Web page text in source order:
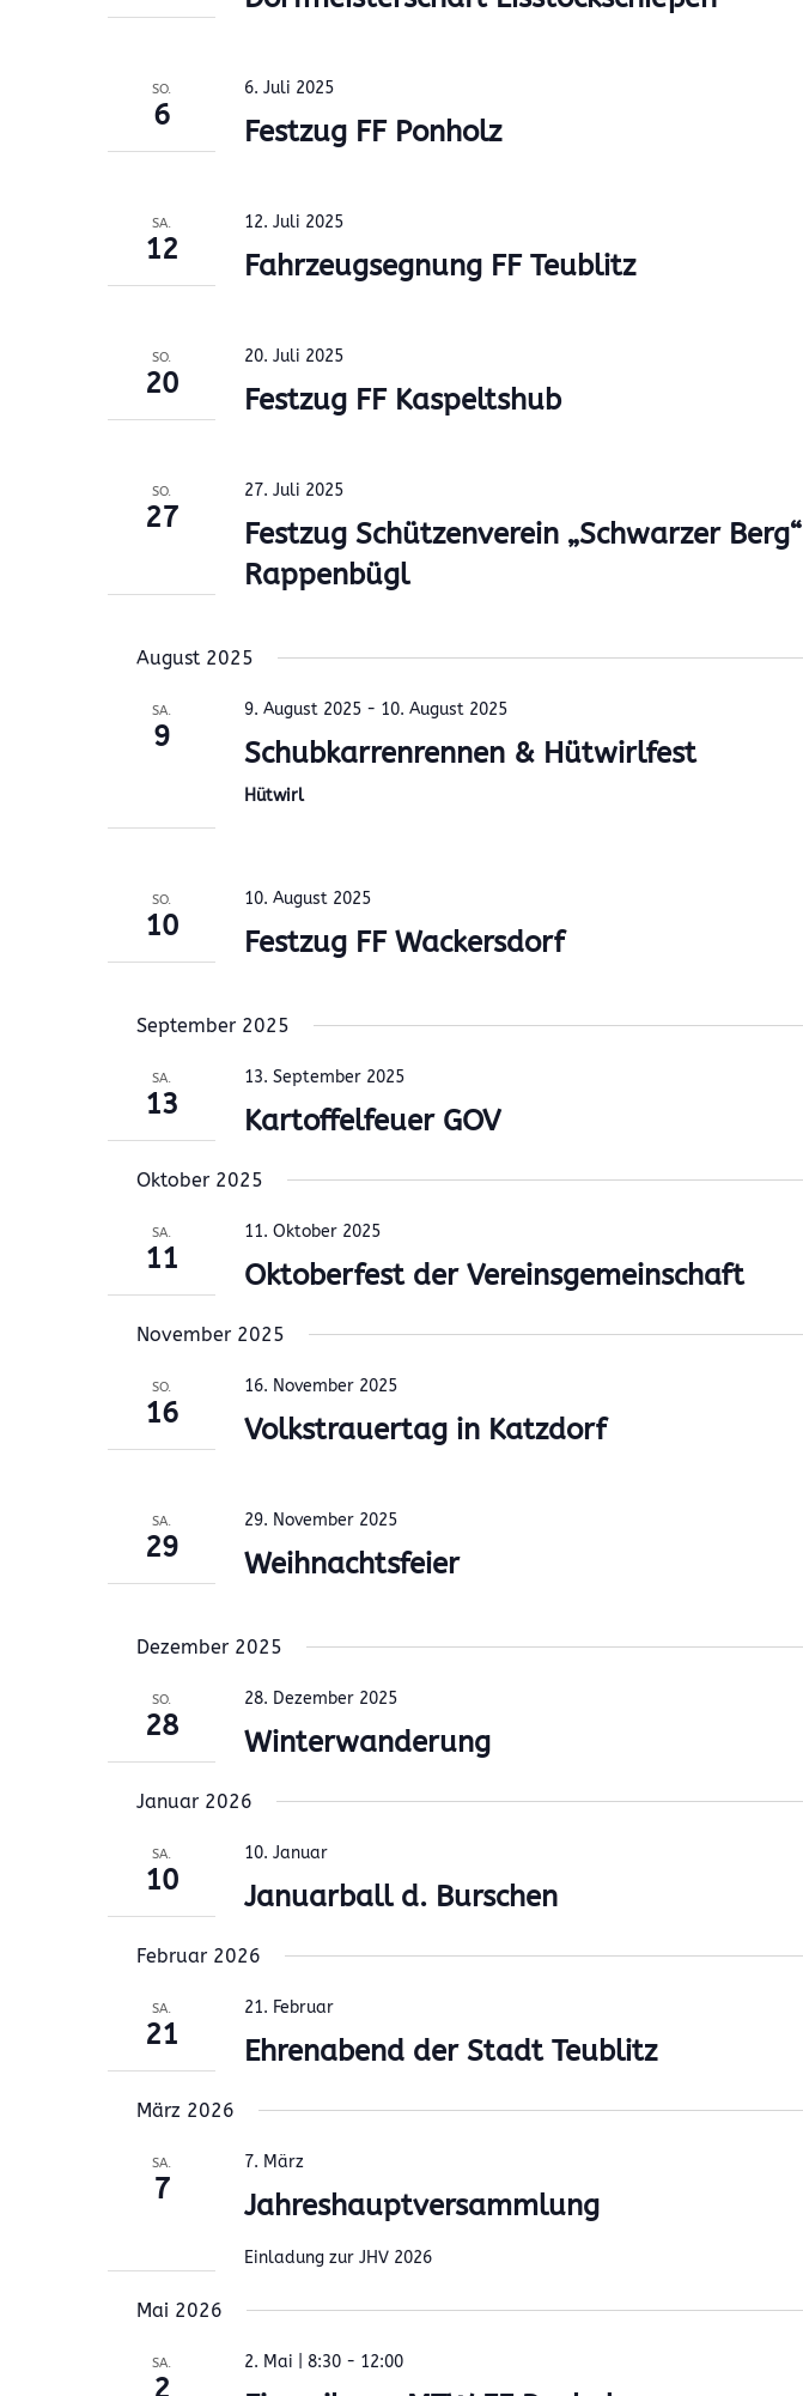
SO.
6
6. Juli 2025
Festzug FF Ponholz
SA.
12
12. Juli 2025
Fahrzeugsegnung FF Teublitz
SO.
20
20. Juli 2025
Festzug FF Kaspeltshub
SO.
27
27. Juli 2025
Festzug Schützenverein „Schwarzer Berg“
Rappenbügl
August 2025
SA.
9
9. August 2025 - 10. August 2025
Schubkarrenrennen & Hütwirlfest
Hütwirl
SO.
10
10. August 2025
Festzug FF Wackersdorf
September 2025
SA.
13
13. September 2025
Kartoffelfeuer GOV
Oktober 2025
SA.
11
11. Oktober 2025
Oktoberfest der Vereinsgemeinschaft
November 2025
SO.
16
16. November 2025
Volkstrauertag in Katzdorf
SA.
29
29. November 2025
Weihnachtsfeier
Dezember 2025
SO.
28
28. Dezember 2025
Winterwanderung
Januar 2026
SA.
10
10. Januar
Januarball d. Burschen
Februar 2026
SA.
21
21. Februar
Ehrenabend der Stadt Teublitz
März 2026
SA.
7
7. März
Jahreshauptversammlung
Einladung zur JHV 2026
Mai 2026
SA.
2
2. Mai | 8:30 - 12:00